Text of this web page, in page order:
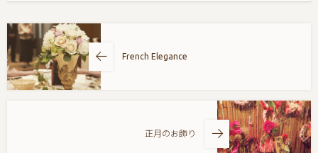
French Elegance
正月のお飾り